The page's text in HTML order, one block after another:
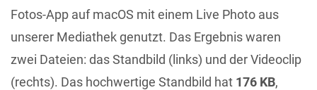
Fotos-App auf macOS mit einem Live Photo aus
unserer Mediathek genutzt. Das Ergebnis waren
zwei Dateien: das Standbild (links) und der Videoclip
(rechts). Das hochwertige Standbild hat 176 KB,